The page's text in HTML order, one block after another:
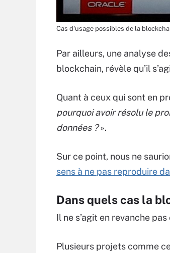
Cas d'usage possibles de la
Par ailleurs, une analyse
blockchain, révèle qu’il
Quant à ceux qui sont en
pourquoi avoir résolu le
données ?».
Sur ce point, nous ne
sens à ne pas reproduire
Dans quels cas la
Il ne s’agit en revanche
Plusieurs projets comme